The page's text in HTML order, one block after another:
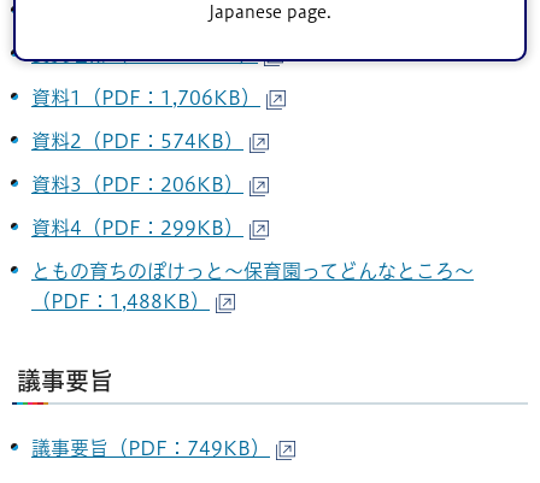
Japanese page.
次第（PDF：93KB）
資料1（PDF：1,706KB）
資料2（PDF：574KB）
資料3（PDF：206KB）
資料4（PDF：299KB）
ともの育ちのぽけっと～保育園ってどんなところ～
（PDF：1,488KB）
議事要旨
議事要旨（PDF：749KB）